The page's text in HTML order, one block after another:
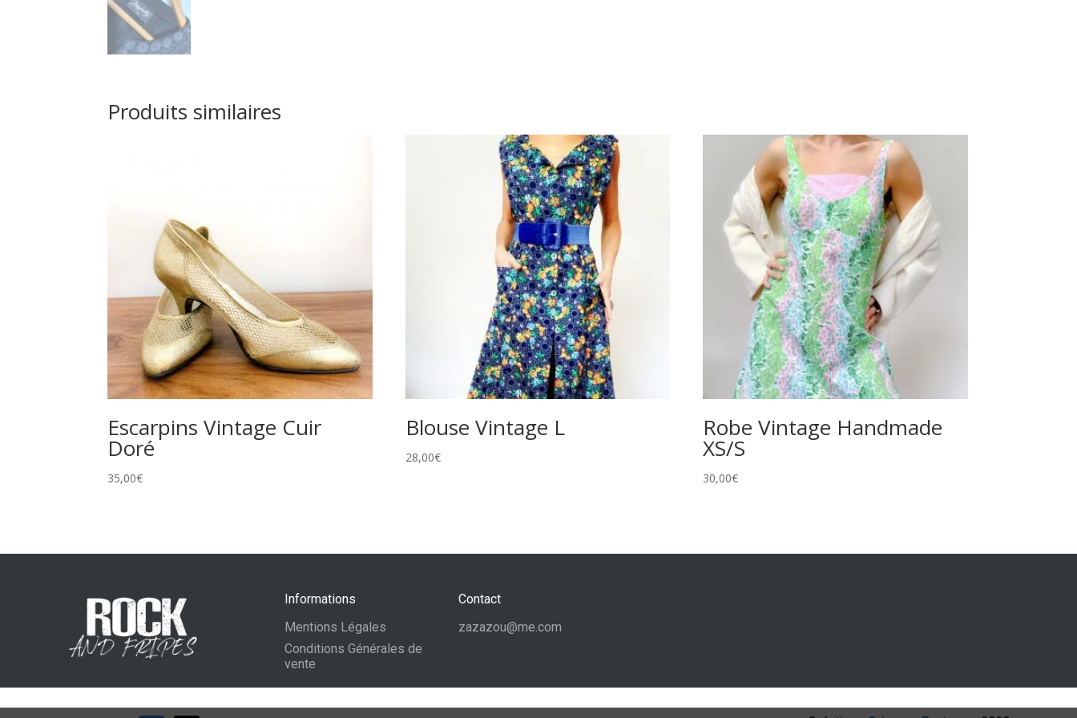
Produits similaires
Escarpins Vintage Cuir
Doré
35,00€
Blouse Vintage L
28,00€
Robe Vintage Handmade
XS/S
30,00€
Informations
Mentions Légales
Conditions Générales de
vente
Contact
zazazou@me.com